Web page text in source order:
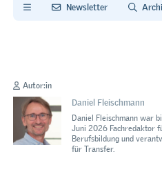
Newsletter
Autor:in
Daniel Fleischmann
Daniel Fleischmann war
Juni 2026 Fachredaktor
Berufsbildung und
für Transfer.